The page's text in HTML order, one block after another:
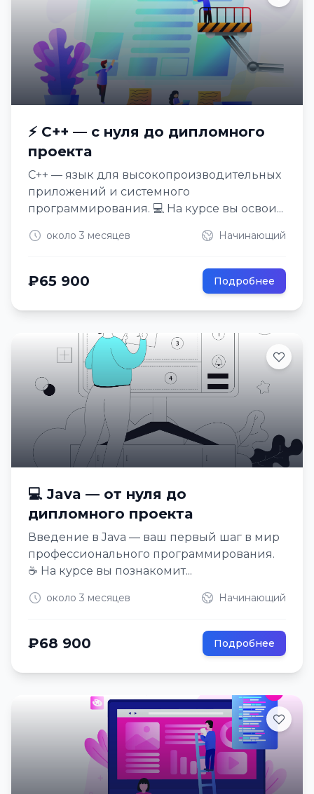
⚡ C++ — с нуля до дипломного
проекта
C++ — язык для высокопроизводительных
приложений и системного
программирования. 💻 На курсе вы освои...
около 3 месяцев Начинающий
₽65 900 Подробнее
💻 Java — от нуля до
дипломного проекта
Введение в Java — ваш первый шаг в мир
профессионального программирования.
☕ На курсе вы познакомит...
около 3 месяцев Начинающий
₽68 900 Подробнее